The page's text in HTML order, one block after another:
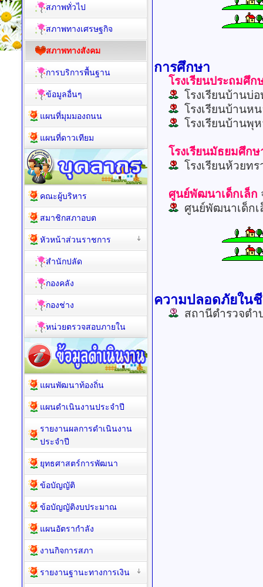
การศึกษา
โรงเรียนประถมศึก
โรงเรียนบ้านบ่
โรงเรียนบ้านห
โรงเรียนบ้านพุ
โรงเรียนมัธยมศึกษ
โรงเรียนห้วยท
ศูนย์พัฒนาเด็กเล็ก
ศูนย์พัฒนาเด็กเ
ความปลอดภัยใน
สถานีตำรวจตำ
สภาพทั่วไป
สภาพทางเศรษฐกิจ
สภาพทางสังคม
การบริการพื้นฐาน
ข้อมูลอื่นๆ
แผนที่มุมมองถนน
แผนที่ดาวเทียม
คณะผู้บริหาร
สมาชิกสภาอบต
หัวหน้าส่วนราชการ
สำนักปลัด
กองคลัง
กองช่าง
หน่วยตรวจสอบภายใน
แผนพัฒนาท้องถิ่น
แผนดำเนินงานประจำปี
รายงานผลการดำเนินงาน
ประจำปี
ยุทธศาสตร์การพัฒนา
ข้อบัญญัติ
ข้อบัญญัติงบประมาณ
แผนอัตรากำลัง
งานกิจการสภา
รายงานฐานะทางการเงิน